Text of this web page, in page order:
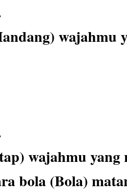
wajahmu
wajahmu yang
bola (Bola)